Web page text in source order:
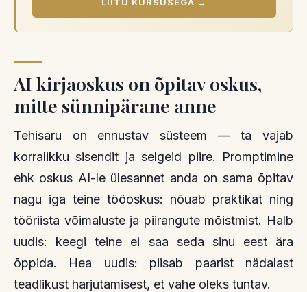
AI kirjaoskus on õpitav oskus,
mitte sünnipärane anne
Tehisaru on ennustav süsteem — ta vajab
korralikku sisendit ja selgeid piire. Promptimine
ehk oskus AI-le ülesannet anda on sama õpitav
nagu iga teine tööoskus: nõuab praktikat ning
tööriista võimaluste ja piirangute mõistmist. Halb
uudis: keegi teine ei saa seda sinu eest ära
õppida. Hea uudis: piisab paarist nädalast
teadlikust harjutamisest, et vahe oleks tuntav.